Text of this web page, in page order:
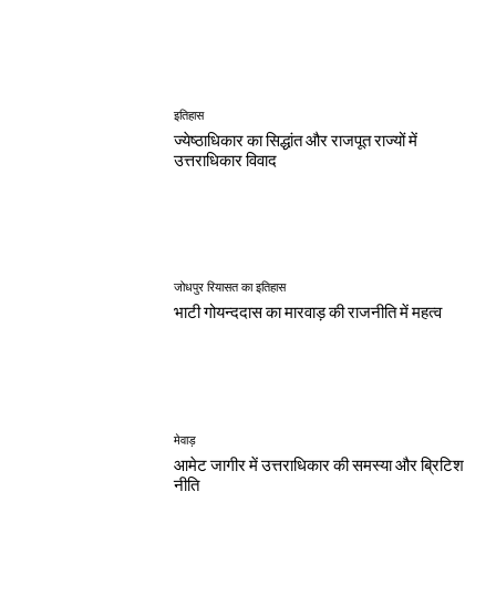
इतिहास
ज्येष्ठाधिकार का सिद्धांत और राजपूत राज्यों में
उत्तराधिकार विवाद
जोधपुर रियासत का इतिहास
भाटी गोयन्ददास का मारवाड़ की राजनीति में महत्व
मेवाड़
आमेट जागीर में उत्तराधिकार की समस्या और ब्रिटिश
नीति